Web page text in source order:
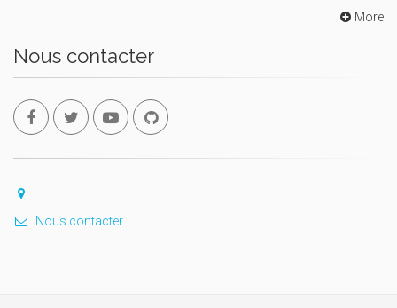
More
Nous contacter
Nous contacter